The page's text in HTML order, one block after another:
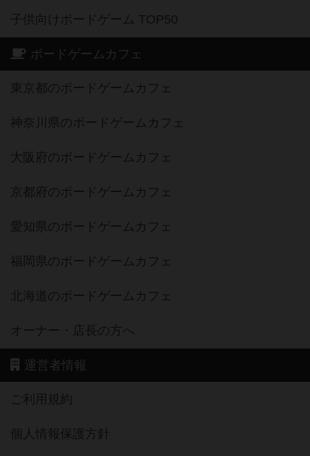
子供向けボードゲーム TOP50
ボードゲームカフェ
東京都のボードゲームカフェ
神奈川県のボードゲームカフェ
大阪府のボードゲームカフェ
京都府のボードゲームカフェ
愛知県のボードゲームカフェ
福岡県のボードゲームカフェ
北海道のボードゲームカフェ
オーナー・店長の方へ
運営者情報
ご利用規約
個人情報保護方針